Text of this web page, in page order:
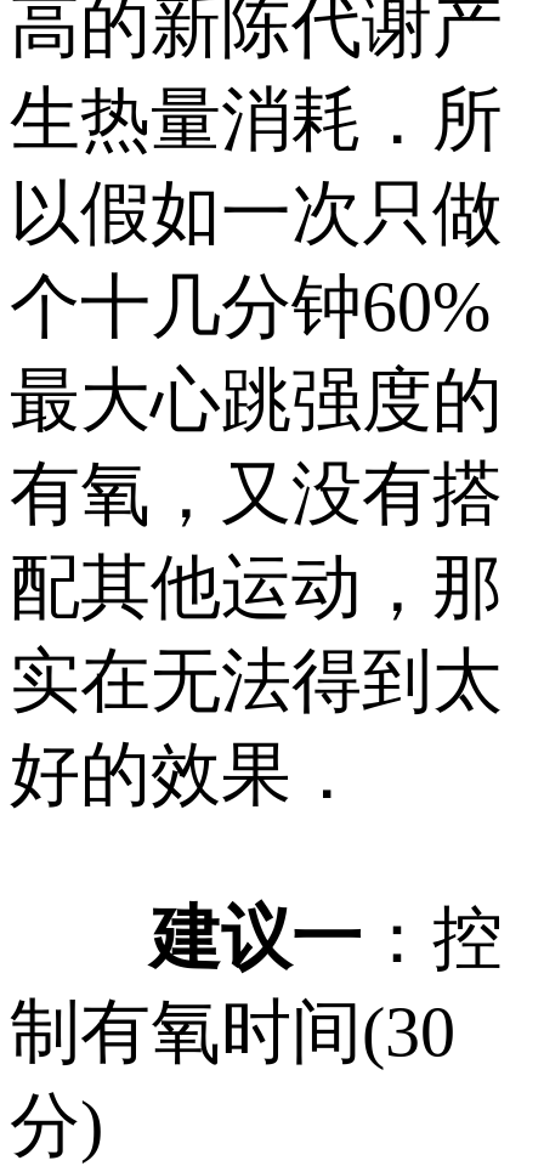
高的新陈代谢产
生热量消耗．所
以假如一次只做
个十几分钟60%
最大心跳强度的
有氧，又没有搭
配其他运动，那
实在无法得到太
好的效果．
建议一 ：控
制有氧时间(30
分)